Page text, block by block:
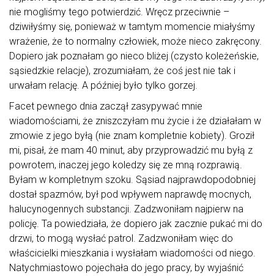
nie mogliśmy tego potwierdzić. Wręcz przeciwnie –
dziwiłyśmy się, ponieważ w tamtym momencie miałyśmy
wrażenie, że to normalny człowiek, może nieco zakręcony.
Dopiero jak poznałam go nieco bliżej (czysto koleżeńskie,
sąsiedzkie relacje), zrozumiałam, że coś jest nie tak i
urwałam relację. A później było tylko gorzej.
Facet pewnego dnia zaczął zasypywać mnie
wiadomościami, że zniszczyłam mu życie i że działałam w
zmowie z jego byłą (nie znam kompletnie kobiety). Groził
mi, pisał, że mam 40 minut, aby przyprowadzić mu byłą z
powrotem, inaczej jego koledzy się ze mną rozprawią.
Byłam w kompletnym szoku. Sąsiad najprawdopodobniej
dostał spazmów, był pod wpływem naprawdę mocnych,
halucynogennych substancji. Zadzwoniłam najpierw na
policję. Ta powiedziała, że dopiero jak zacznie pukać mi do
drzwi, to mogą wysłać patrol. Zadzwoniłam więc do
właścicielki mieszkania i wysłałam wiadomości od niego.
Natychmiastowo pojechała do jego pracy, by wyjaśnić